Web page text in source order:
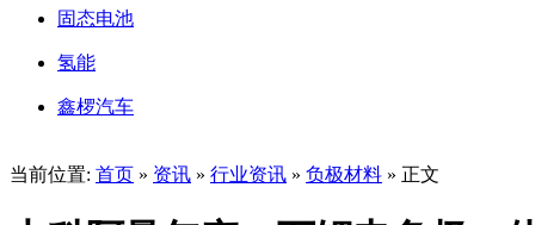
固态电池
氢能
鑫椤汽车
当前位置: 首页 » 资讯 » 行业资讯 » 负极材料 » 正文